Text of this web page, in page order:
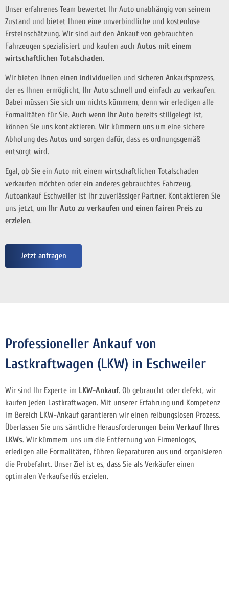
Unser erfahrenes Team bewertet Ihr Auto unabhängig von seinem
Zustand und bietet Ihnen eine unverbindliche und kostenlose
Ersteinschätzung. Wir sind auf den Ankauf von gebrauchten
Fahrzeugen spezialisiert und kaufen auch Autos mit einem
wirtschaftlichen Totalschaden.
Wir bieten Ihnen einen individuellen und sicheren Ankaufsprozess,
der es Ihnen ermöglicht, Ihr Auto schnell und einfach zu verkaufen.
Dabei müssen Sie sich um nichts kümmern, denn wir erledigen alle
Formalitäten für Sie. Auch wenn Ihr Auto bereits stillgelegt ist,
können Sie uns kontaktieren. Wir kümmern uns um eine sichere
Abholung des Autos und sorgen dafür, dass es ordnungsgemäß
entsorgt wird.
Egal, ob Sie ein Auto mit einem wirtschaftlichen Totalschaden
verkaufen möchten oder ein anderes gebrauchtes Fahrzeug,
Autoankauf Eschweiler ist Ihr zuverlässiger Partner. Kontaktieren Sie
uns jetzt, um Ihr Auto zu verkaufen und einen fairen Preis zu
erzielen.
Jetzt anfragen
Professioneller Ankauf von
Lastkraftwagen (LKW) in Eschweiler
Wir sind Ihr Experte im LKW-Ankauf. Ob gebraucht oder defekt, wir
kaufen jeden Lastkraftwagen. Mit unserer Erfahrung und Kompetenz
im Bereich LKW-Ankauf garantieren wir einen reibungslosen Prozess.
Überlassen Sie uns sämtliche Herausforderungen beim Verkauf Ihres
LKWs. Wir kümmern uns um die Entfernung von Firmenlogos,
erledigen alle Formalitäten, führen Reparaturen aus und organisieren
die Probefahrt. Unser Ziel ist es, dass Sie als Verkäufer einen
optimalen Verkaufserlös erzielen.